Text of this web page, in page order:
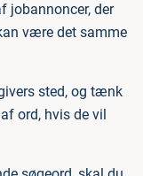
jobannoncer, der
være det samme
sted, og tænk
ord, hvis de vil